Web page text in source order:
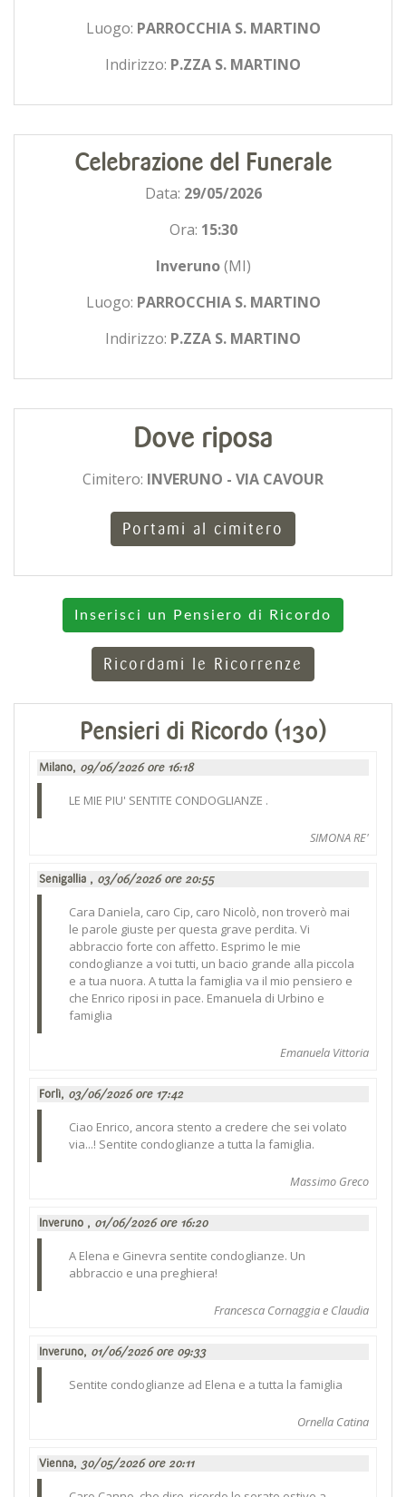
Luogo: PARROCCHIA S. MARTINO
Indirizzo: P.ZZA S. MARTINO
Celebrazione del Funerale
Data: 29/05/2026
Ora: 15:30
Inveruno(MI)
Luogo: PARROCCHIA S. MARTINO
Indirizzo: P.ZZA S. MARTINO
Dove riposa
Cimitero: INVERUNO - VIA CAVOUR
Portami al cimitero
Inserisci un Pensiero di Ricordo
Ricordami le Ricorrenze
Pensieri di Ricordo (130)
Milano, 09/06/2026 ore 16:18
LE MIE PIU' SENTITE CONDOGLIANZE .
SIMONA RE'
Senigallia , 03/06/2026 ore 20:55
Cara Daniela, caro Cip, caro Nicolò, non troverò mai
le parole giuste per questa grave perdita. Vi
abbraccio forte con affetto. Esprimo le mie
condoglianze a voi tutti, un bacio grande alla piccola
e a tua nuora. A tutta la famiglia va il mio pensiero e
che Enrico riposi in pace. Emanuela di Urbino e
famiglia
Emanuela Vittoria
Forlì, 03/06/2026 ore 17:42
Ciao Enrico, ancora stento a credere che sei volato
via...! Sentite condoglianze a tutta la famiglia.
Massimo Greco
Inveruno , 01/06/2026 ore 16:20
A Elena e Ginevra sentite condoglianze. Un
abbraccio e una preghiera!
Francesca Cornaggia e Claudia
Inveruno, 01/06/2026 ore 09:33
Sentite condoglianze ad Elena e a tutta la famiglia
Ornella Catina
Vienna, 30/05/2026 ore 20:11